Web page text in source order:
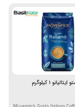
دان قهوه گوستو ایتالیانو 1 کیلوگرم